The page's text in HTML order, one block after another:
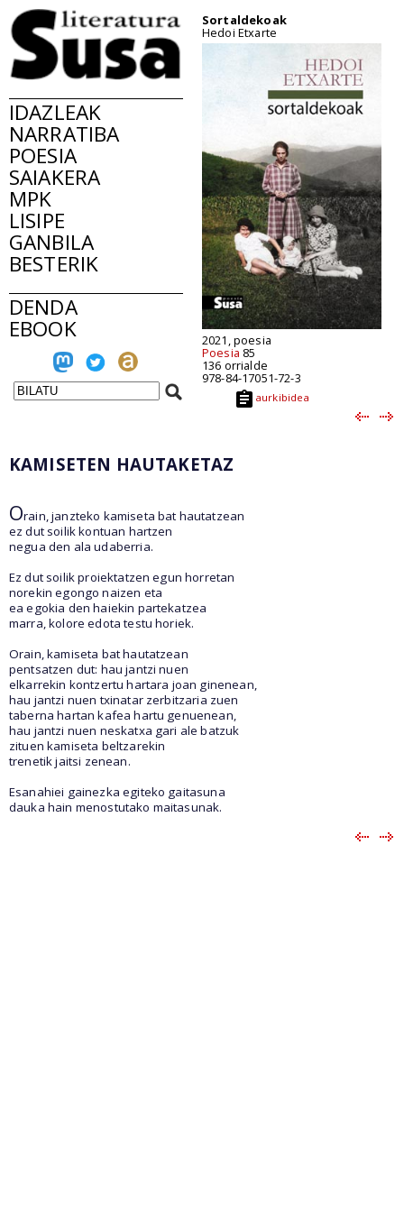
IDAZLEAK
NARRATIBA
POESIA
SAIAKERA
MPK
LISIPE
GANBILA
BESTERIK
DENDA
EBOOK
Sortaldekoak
Hedoi Etxarte
2021, poesia
Poesia 85
136 orrialde
978-84-17051-72-3
aurkibidea
KAMISETEN HAUTAKETAZ
Orain, janzteko kamiseta bat hautatzean
ez dut soilik kontuan hartzen
negua den ala udaberria.
Ez dut soilik proiektatzen egun horretan
norekin egongo naizen eta
ea egokia den haiekin partekatzea
marra, kolore edota testu horiek.
Orain, kamiseta bat hautatzean
pentsatzen dut: hau jantzi nuen
elkarrekin kontzertu hartara joan ginenean,
hau jantzi nuen txinatar zerbitzaria zuen
taberna hartan kafea hartu genuenean,
hau jantzi nuen neskatxa gari ale batzuk
zituen kamiseta beltzarekin
trenetik jaitsi zenean.
Esanahiei gainezka egiteko gaitasuna
dauka hain menostutako maitasunak.